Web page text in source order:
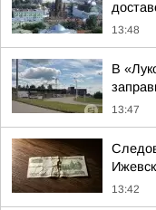
13:48
В
13:47
13:42